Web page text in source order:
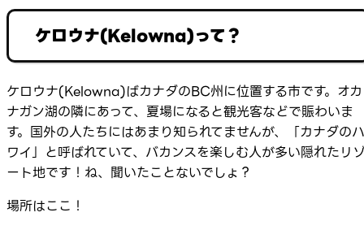
ケロウナ(Kelowna)って？
ケロウナ(Kelowna)ばカナダのBC州に位置する市です。オカ
ナガン湖の隣にあって、夏場になると観光客などで賑わいま
す。国外の人たちにはあまり知られてませんが、「カナダのハ
ワイ」と呼ばれていて、バカンスを楽しむ人が多い隠れたリ
ート地です！ね、聞いたことないでしょ？
場所はここ！